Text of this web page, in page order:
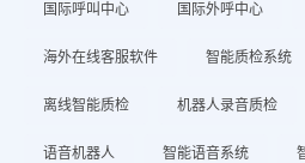
国际呼叫中心 国际外呼中心
海外在线客服软件 智能质检系统
离线智能质检 机器人录音质检
语音机器人 智能语音系统